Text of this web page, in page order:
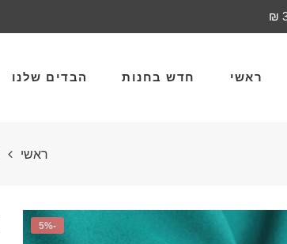
ראשי חדש בחנות הבדים שלנו
ראשי
-5%